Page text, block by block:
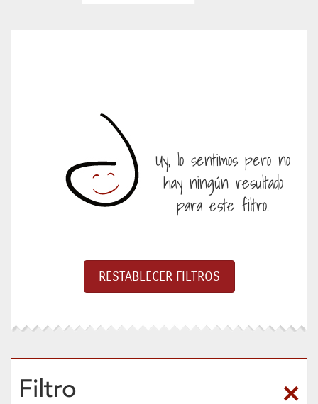
Uy, lo sentimos pero no
hay ningún resultado
para este filtro.
Filtro